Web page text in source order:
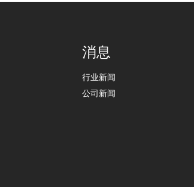
消息
行业新闻
公司新闻